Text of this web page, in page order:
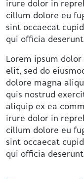
irure dolor in
cillum dolore eu
sint occaecat
qui officia
Lorem ipsum
elit, sed do
dolore magna
quis nostrud
aliquip ex ea
irure dolor in
cillum dolore eu
sint occaecat
qui officia